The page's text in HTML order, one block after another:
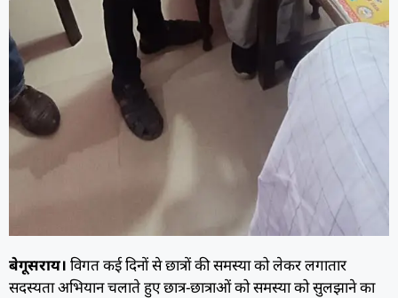
बेगूसराय। विगत कई दिनों से छात्रों की समस्या को लेकर लगातार
सदस्यता अभियान चलाते हुए छात्र-छात्राओं को समस्या को सुलझाने का